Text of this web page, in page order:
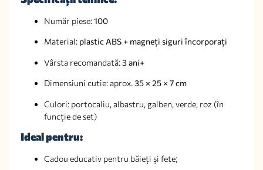
Număr piese:100
Material: plastic ABS + magneți siguri încorporați
Vârsta recomandată:3 ani+
Dimensiuni cutie: aprox. 35 × 25 × 7 cm
Culori: portocaliu, albastru, galben, verde, roz (în
funcție de set)
Ideal pentru:
Cadou educativ pentru băieți și fete;